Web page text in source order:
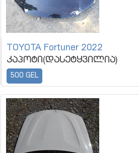
TOYOTA Fortuner 2022
კაპოტი(დასეტყვილია)
500 GEL